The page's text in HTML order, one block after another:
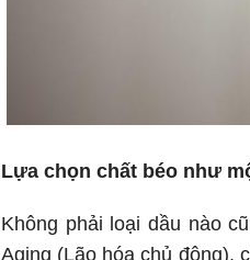
Lựa chọn chất béo như
Không phải loại dầu nào
Aging (Lão hóa chủ động),